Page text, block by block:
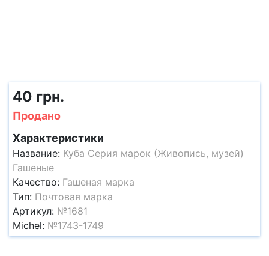
40 грн.
Продано
Характеристики
Название: Куба Серия марок (Живопись, музей)
Гашеные
Качество: Гашеная марка
Тип: Почтовая марка
Артикул: №1681
Michel: №1743-1749